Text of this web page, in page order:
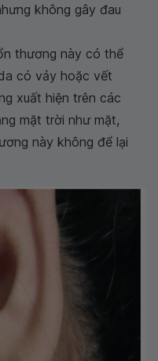
không gây đau
thương này có thể
có vảy hoặc vết
xuất hiện trên các
mặt trời như mặt,
này không để lại